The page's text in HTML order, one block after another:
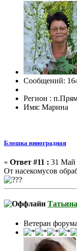
Сообщений:
Регион :
Имя: Марина
Блошка виноградная
« Ответ #11 : 31 Май
От насекомусов
Ветеран форума